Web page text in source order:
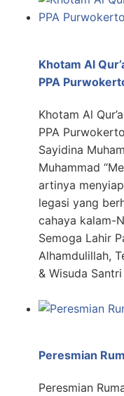
Khotam Al
PPA
Khotam Al
PPA
Sayidina
Muhammad
artinya
legasi yang
cahaya kalam-
Semoga Lahir
Alhamdulillah,
& Wisuda
Peresmian
Peresmian